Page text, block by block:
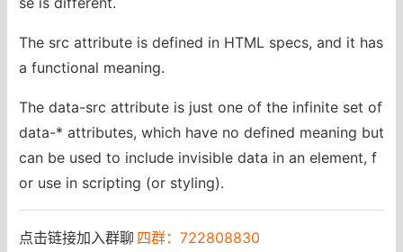
The src attribute is defined in HTML specs, and it has
a functional meaning.
The data-src attribute is just one of the infinite set of
data-* attributes, which have no defined meaning but
can be used to include invisible data in an element, f
or use in scripting (or styling).
点击链接加入群聊 四群：722808830